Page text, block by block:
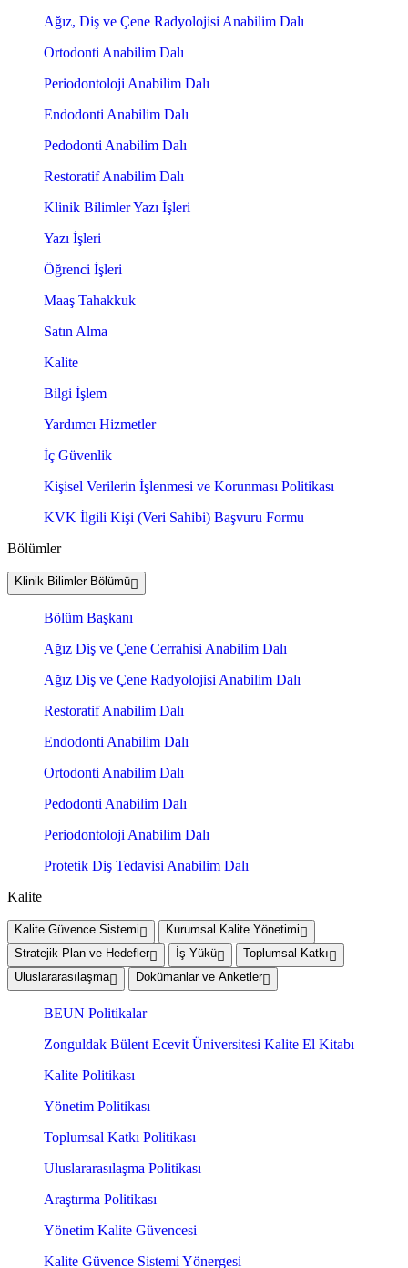
Ağız, Diş ve Çene Radyolojisi Anabilim Dalı
Ortodonti Anabilim Dalı
Periodontoloji Anabilim Dalı
Endodonti Anabilim Dalı
Pedodonti Anabilim Dalı
Restoratif Anabilim Dalı
Klinik Bilimler Yazı İşleri
Yazı İşleri
Öğrenci İşleri
Maaş Tahakkuk
Satın Alma
Kalite
Bilgi İşlem
Yardımcı Hizmetler
İç Güvenlik
Kişisel Verilerin İşlenmesi ve Korunması Politikası
KVK İlgili Kişi (Veri Sahibi) Başvuru Formu
Bölümler
Klinik Bilimler Bölümü
Bölüm Başkanı
Ağız Diş ve Çene Cerrahisi Anabilim Dalı
Ağız Diş ve Çene Radyolojisi Anabilim Dalı
Restoratif Anabilim Dalı
Endodonti Anabilim Dalı
Ortodonti Anabilim Dalı
Pedodonti Anabilim Dalı
Periodontoloji Anabilim Dalı
Protetik Diş Tedavisi Anabilim Dalı
Kalite
Kalite Güvence Sistemi
Kurumsal Kalite Yönetimi
Stratejik Plan ve Hedefler
İş Yükü
Toplumsal Katkı
Uluslararasılaşma
Dokümanlar ve Anketler
BEUN Politikalar
Zonguldak Bülent Ecevit Üniversitesi Kalite El Kitabı
Kalite Politikası
Yönetim Politikası
Toplumsal Katkı Politikası
Uluslararasılaşma Politikası
Araştırma Politikası
Yönetim Kalite Güvencesi
Kalite Güvence Sistemi Yönergesi